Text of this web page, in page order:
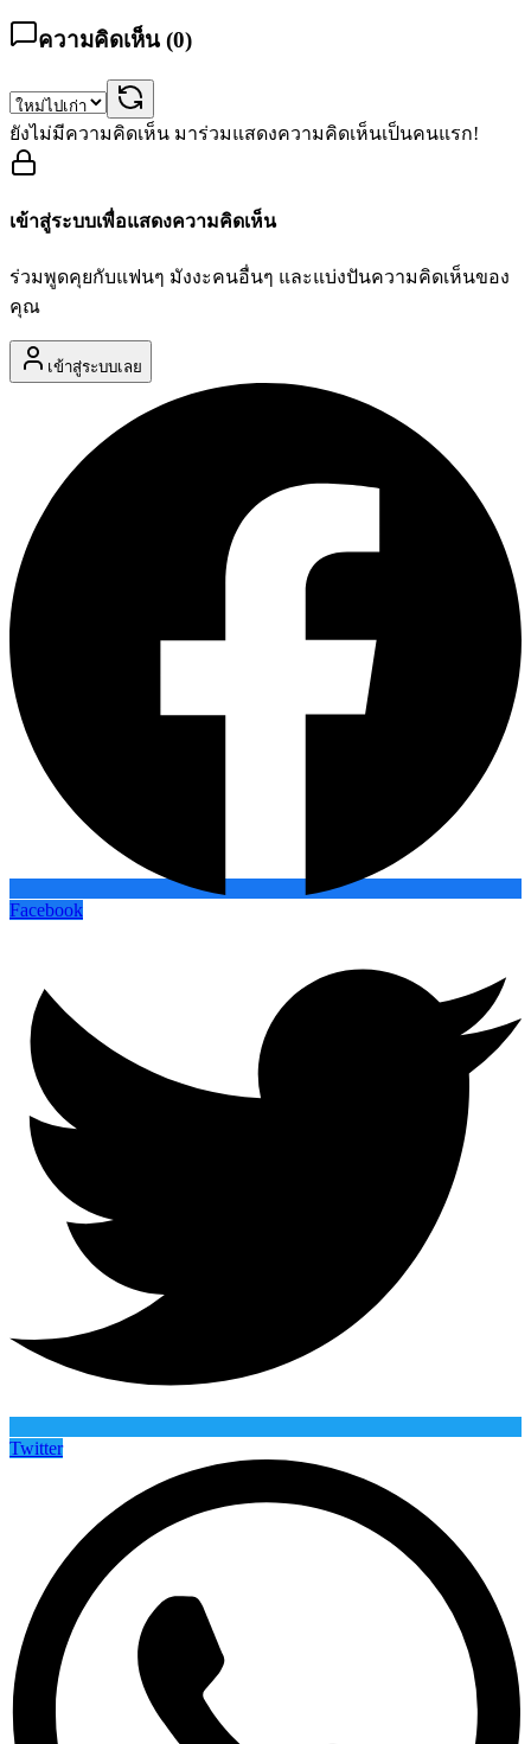
ความคิดเห็น (0)
ยังไม่มีความคิดเห็น มาร่วมแสดงความคิดเห็นเป็นคนแรก!
เข้าสู่ระบบเพื่อแสดงความคิดเห็น
ร่วมพูดคุยกับแฟนๆ มังงะคนอื่นๆ และแบ่งปันความคิดเห็นของ
คุณ
เข้าสู่ระบบเลย
Facebook
Twitter